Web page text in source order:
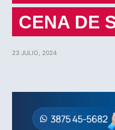
CENA DE
23 JULIO, 2024